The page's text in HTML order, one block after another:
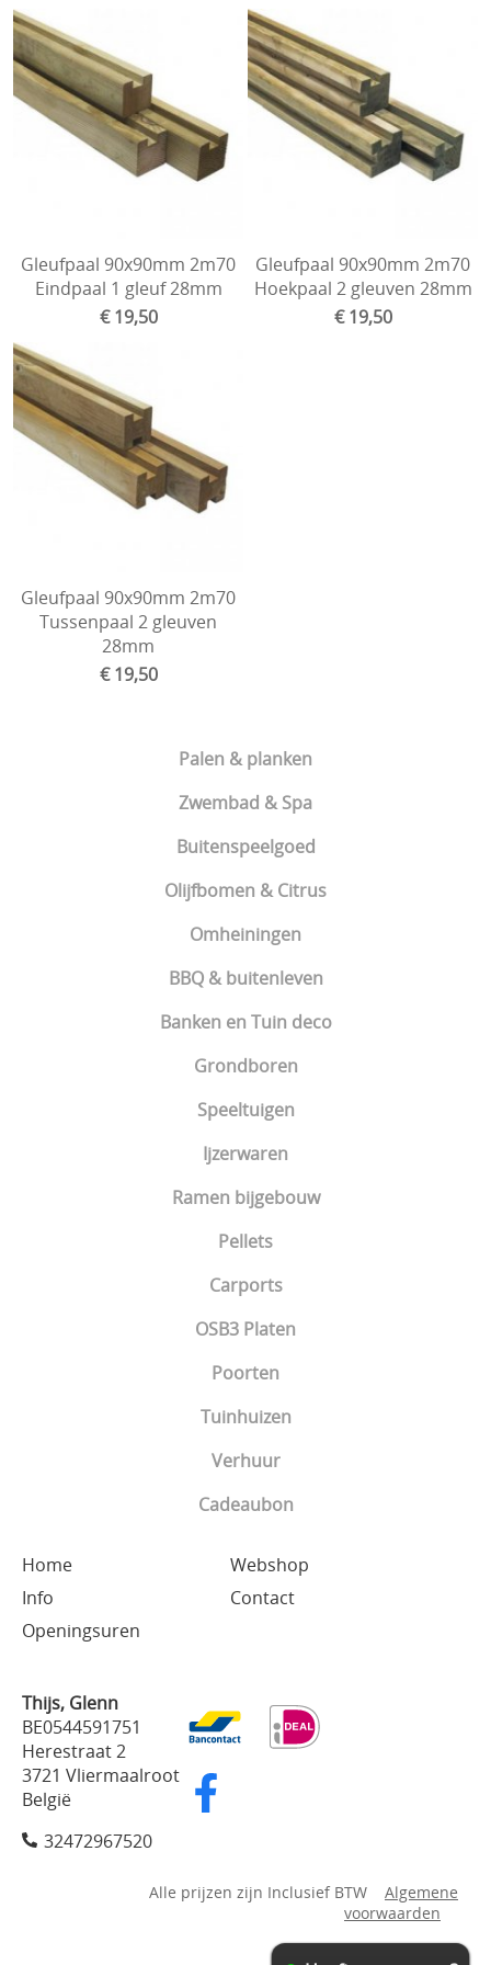
Buitenspeelgoed
Olijfbomen & Citrus
Omheiningen
BBQ & buitenleven
Grondboren
Speeltuigen
Ramen bijgebouw
Pellets
Carports
OSB3 Platen
Tuinhuizen
Verhuur
Contact
Openingsuren
Palen & planken
Zwembad & Spa
Buitenspeelgoed
Olijfbomen & Citrus
Omheiningen
BBQ & buitenleven
Banken en Tuin deco
Grondboren
Speeltuigen
Ijzerwaren
Ramen bijgebouw
Pellets
Carports
OSB3 Platen
Poorten
Tuinhuizen
Verhuur
Cadeaubon
Gleufpaal 90x90mm 2m70
Eindpaal 1 gleuf 28mm
€ 19,50
Gleufpaal 90x90mm 2m70
Hoekpaal 2 gleuven 28mm
€ 19,50
Gleufpaal 90x90mm 2m70
Tussenpaal 2 gleuven
28mm
€ 19,50
Home
Webshop
Info
Contact
Openingsuren
Thijs, Glenn
BE0544591751
Herestraat 2
3721 Vliermaalroot
België
32472967520
Alle prijzen zijn Inclusief BTW
Algemene
voorwaarden